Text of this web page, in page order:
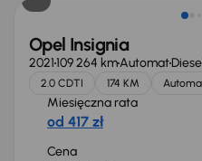
Opel Insignia
2021109 264 kmAutomat
2.0 CDTI 174 KM
Miesięczna rata
od 417 zł
Cena